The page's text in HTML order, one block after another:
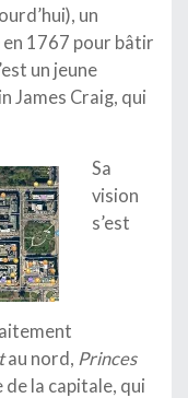
un
1767 pour bâtir
un jeune
James Craig, qui
Sa
vision
s’est
au nord, Princes
la capitale, qui